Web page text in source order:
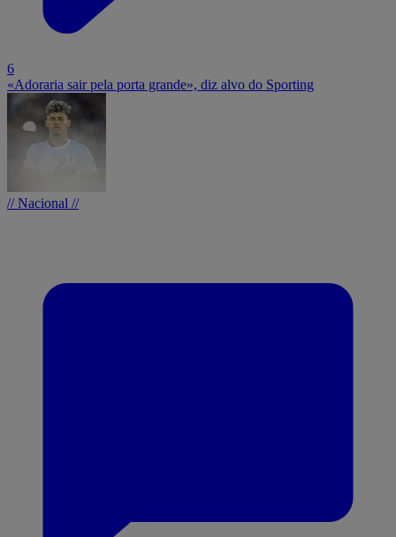
6
«Adoraria sair pela porta grande», diz alvo do Sporting
// Nacional //